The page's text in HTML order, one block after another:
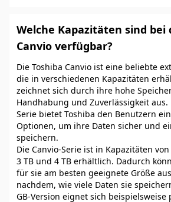
Welche Kapazitäten sind bei
Canvio verfügbar?
Die Toshiba Canvio ist eine beliebte
die in verschiedenen Kapazitäten
zeichnet sich durch ihre hohe
Handhabung und Zuverlässigkeit aus.
Serie bietet Toshiba den Benutzern
Optionen, um ihre Daten sicher und
speichern.
Die Canvio-Serie ist in Kapazitäten von
3 TB und 4 TB erhältlich. Dadurch
für sie am besten geeignete Größe
nachdem, wie viele Daten sie
GB-Version eignet sich